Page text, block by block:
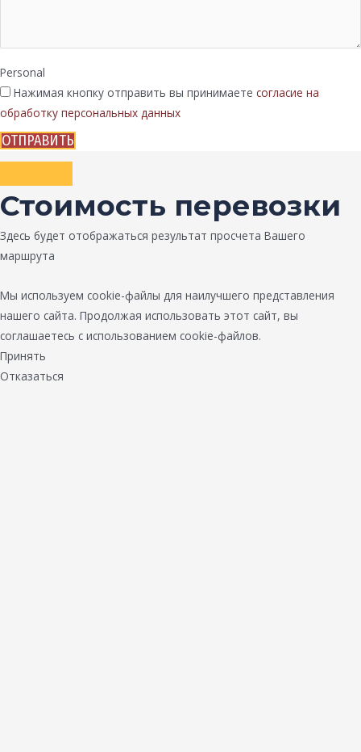
Personal
Нажимая кнопку отправить вы принимаете согласие на
обработку персональных данных
ОТПРАВИТЬ
Стоимость перевозки
Здесь будет отображаться результат просчета Вашего
маршрута
Мы используем cookie-файлы для наилучшего представления
нашего сайта. Продолжая использовать этот сайт, вы
соглашаетесь с использованием cookie-файлов.
Принять
Отказаться